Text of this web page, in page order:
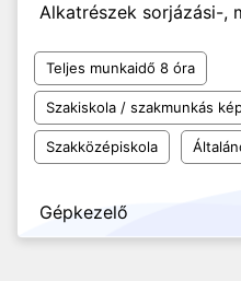
Alkatrészek sorjázási-,
Teljes munkaidő 8 óra
Szakiskola / szakmunkás
Szakközépiskola
Gépkezelő